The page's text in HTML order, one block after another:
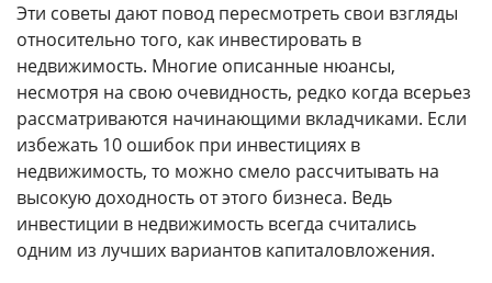
Эти советы дают повод пересмотреть свои взгляды
относительно того, как инвестировать в
недвижимость. Многие описанные нюансы,
несмотря на свою очевидность, редко когда всерьез
рассматриваются начинающими вкладчиками. Если
избежать 10 ошибок при инвестициях в
недвижимость, то можно смело рассчитывать на
высокую доходность от этого бизнеса. Ведь
инвестиции в недвижимость всегда считались
одним из лучших вариантов капиталовложения.